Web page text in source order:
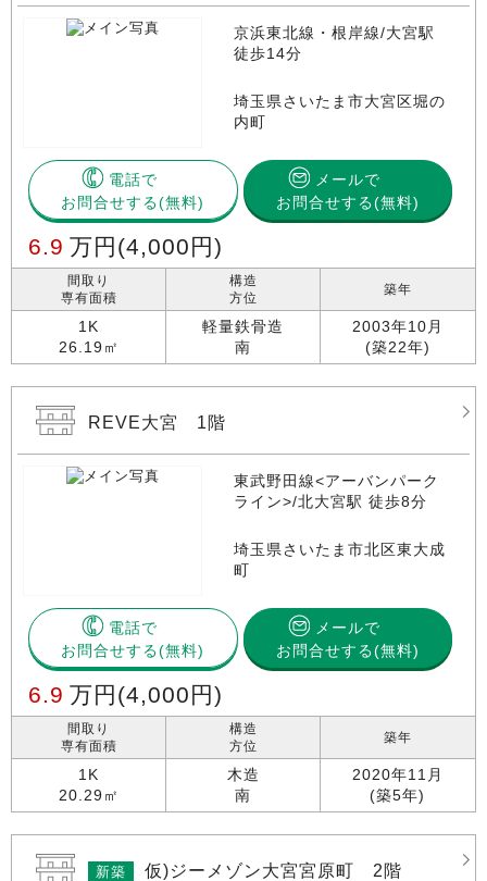
京浜東北線・根岸線/大宮駅
徒歩14分
埼玉県さいたま市大宮区堀の
内町
電話で
お問合せする
メールで
お問合せする(無料)
6.9 万円 (4,000円)
間取り
専有面積
1K
26.19㎡
構造
方位
軽量鉄骨造
南
築年
2003年10月
(築22年)
REVE大宮 1階
東武野田線<アーバンパーク
ライン>/北大宮駅 徒歩8分
埼玉県さいたま市北区東大成
町
電話で
お問合せする
メールで
お問合せする(無料)
6.9 万円 (4,000円)
間取り
専有面積
1K
20.29㎡
構造
方位
木造
南
築年
2020年11月
(築5年)
新築 仮)ジーメゾン大宮宮原町 2階